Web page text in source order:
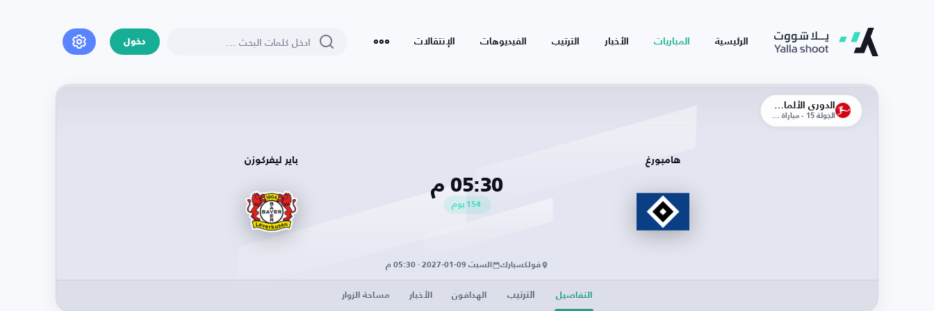
الرئيسية المباريات الأخبار الترتيب الفيديوهات الإنتقالات دخول
الجولة 15 - مباراة الذهاب
هامبورغ
05:30 م
154 يوم
باير ليفركوزن
فولكسبارك السبت 09-01-2027 · 05:30 م
التفاصيل الترتيب الهدافون الأخبار مساحة الزوار